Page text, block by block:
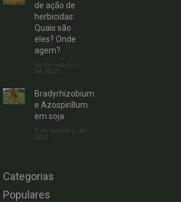
de ação de
herbicidas:
Quais são
eles? Onde
agem?
30 de outubro
de 2023
Bradyrhizobium
e Azospirillum
em soja
3 de outubro de
2023
Categorias
Populares